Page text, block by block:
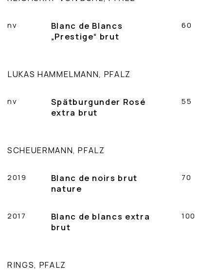
nv
Blanc de Blancs
„Prestige“ brut
60
LUKAS HAMMELMANN, PFALZ
nv
Spätburgunder Rosé
extra brut
55
SCHEUERMANN, PFALZ
2019
Blanc de noirs brut
nature
70
2017
Blanc de blancs extra
brut
100
RINGS, PFALZ